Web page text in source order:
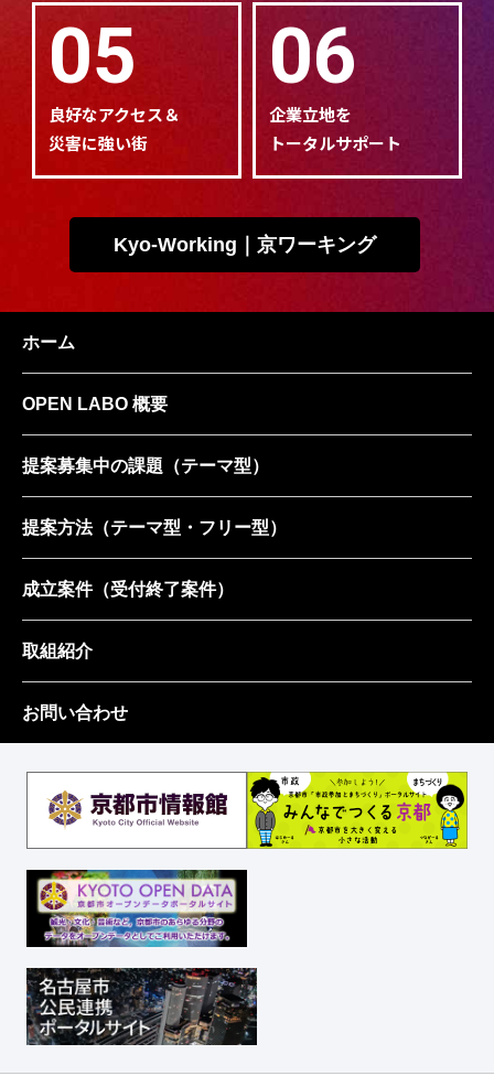
05
良好なアクセス＆
災害に強い街
06
企業立地を
トータルサポート
Kyo-Working｜京ワーキング
ホーム
OPEN LABO 概要
提案募集中の課題 （テーマ型）
提案方法（テーマ型・フリー型）
成立案件（受付終了案件）
取組紹介
お問い合わせ